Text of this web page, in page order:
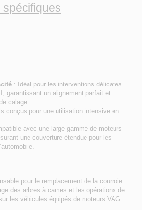
spécifiques
: Idéal pour les interventions délicates
garantissant un alignement parfait et
calage.
conçus pour une utilisation intensive en
avec une large gamme de moteurs
une couverture étendue pour les
pour le remplacement de la courroie
des arbres à cames et les opérations de
les véhicules équipés de moteurs VAG